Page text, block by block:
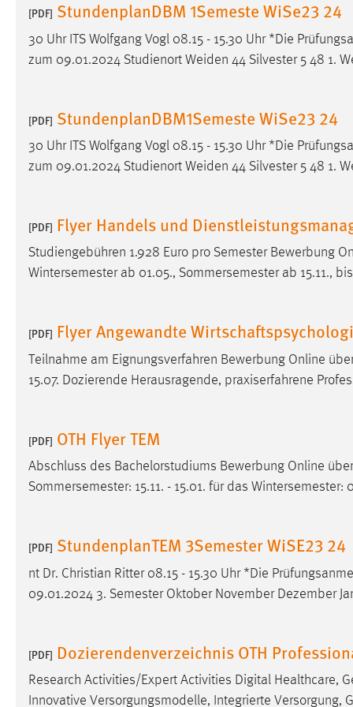
[PDF] StundenplanDBM 1Semeste WiSe23 24
30 Uhr ITS Wolfgang Vogl 08.15 - 15.30 Uhr *Die
zum 09.01.2024 Studienort Weiden 44 Silvester 5 48 1.
[PDF] StundenplanDBM1Semeste WiSe23 24
30 Uhr ITS Wolfgang Vogl 08.15 - 15.30 Uhr *Die
zum 09.01.2024 Studienort Weiden 44 Silvester 5 48 1.
[PDF] Flyer Handels und
Studiengebühren 1.928 Euro pro Semester Bewerbung
Wintersemester ab 01.05., Sommersemester ab 15.11.,
[PDF] Flyer Angewandte
Teilnahme am Eignungsverfahren Bewerbung Online
15.07. Dozierende Herausragende, praxiserfahrene
[PDF] OTH Flyer TEM
Abschluss des Bachelorstudiums Bewerbung Online
Sommersemester: 15.11. - 15.01. für das Wintersemester:
[PDF] StundenplanTEM 3Semester WiSE23 24
nt Dr. Christian Ritter 08.15 - 15.30 Uhr *Die
09.01.2024 3. Semester Oktober November Dezember
[PDF] Dozierendenverzeichnis OTH
Research Activities/Expert Activities Digital Healthcare,
Innovative Versorgungsmodelle, Integrierte
externen Medien Cookies gesetzt.
YouTube